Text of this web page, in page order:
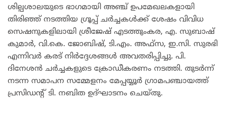
ശില്പശാലയുടെ ഭാഗമായി അഞ്ച് ഉപമേഖലകളായി
തിരിഞ്ഞ് നടത്തിയ ഗ്രൂപ്പ് ചർച്ചകൾക്ക് ശേഷം വിവിധ
സെഷനുകളിലായി ശ്രീജേഷ് എടത്തുംകര, എ. സുബാഷ്
കുമാർ, വി.കെ. ജോബിഷ്, ടി.എം. അഫ്സ, ഇ.സി. സുരഭി
എന്നിവർ കരട് നിർദ്ദേശങ്ങൾ അവതരിപ്പിച്ചു. പി.
ദിനേശൻ ചർച്ചകളുടെ ക്രോഡീകരണം നടത്തി. തുടർന്ന്
നടന്ന സമാപന സമ്മേളനം മേപ്പയ്യൂർ ഗ്രാമപഞ്ചായത്ത്
പ്രസിഡന്റ് ടി. നബിത ഉദ്ഘാടനം ചെയ്തു.